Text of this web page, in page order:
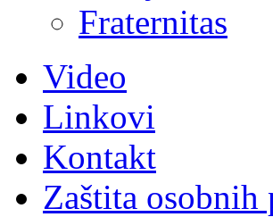
Fraternitas
Video
Linkovi
Kontakt
Zaštita osobnih